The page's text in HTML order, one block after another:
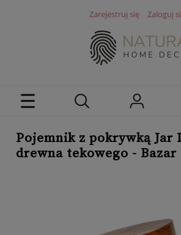
Zarejestruj się Zaloguj
Pojemnik z pokrywką Jar
drewna tekowego - Bazar